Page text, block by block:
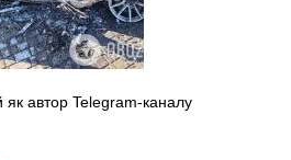
автор Telegram-каналу